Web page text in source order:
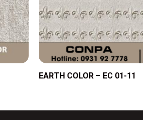
EARTH COLOR – EC 01-11